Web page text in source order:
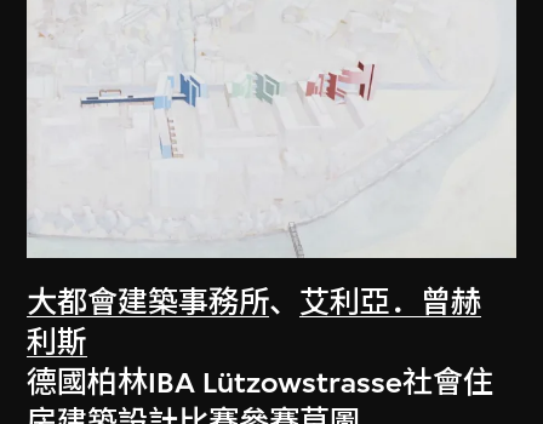
大都會建築事務所、 艾利亞．曾赫
利斯
德國柏林IBA Lützowstrasse社會住